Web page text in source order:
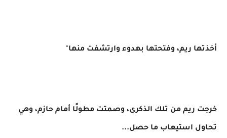
أخذتها ريم، وفتحتها بهدوء وارتشفت منها"
خرجت ريم من تلك الذكرى، وصمتت مطولًا أمام حازم، وهي
تحاول استيعاب ما حصل...